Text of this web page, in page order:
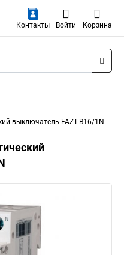
Контакты Войти Корзина
выключатель FAZT-B16/1N